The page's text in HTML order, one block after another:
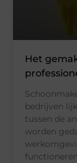
Het
bedrijven
tussen de
worden